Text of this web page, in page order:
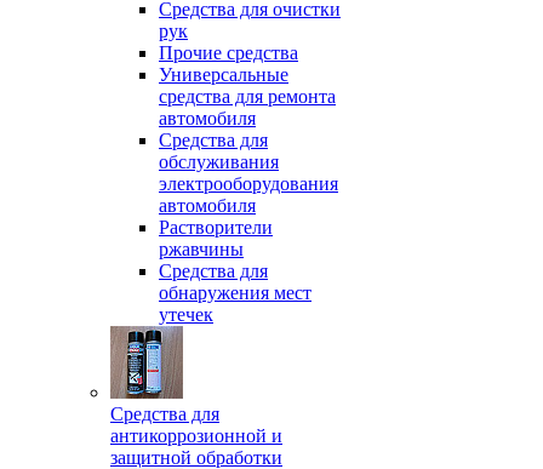
Средства для очистки
рук
Прочие средства
Универсальные
средства для ремонта
автомобиля
Средства для
обслуживания
электрооборудования
автомобиля
Растворители
ржавчины
Средства для
обнаружения мест
утечек
Средства для
антикоррозионной и
защитной обработки